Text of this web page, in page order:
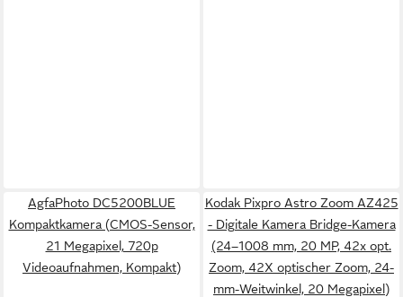
AgfaPhoto DC5200BLUE
Kompaktkamera (CMOS-Sensor,
21 Megapixel, 720p
Videoaufnahmen, Kompakt)
Kodak Pixpro Astro Zoom AZ425
- Digitale Kamera Bridge-Kamera
(24–1008 mm, 20 MP, 42x opt.
Zoom, 42X optischer Zoom, 24-
mm-Weitwinkel, 20 Megapixel)